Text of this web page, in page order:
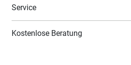
Service
Kostenlose Beratung